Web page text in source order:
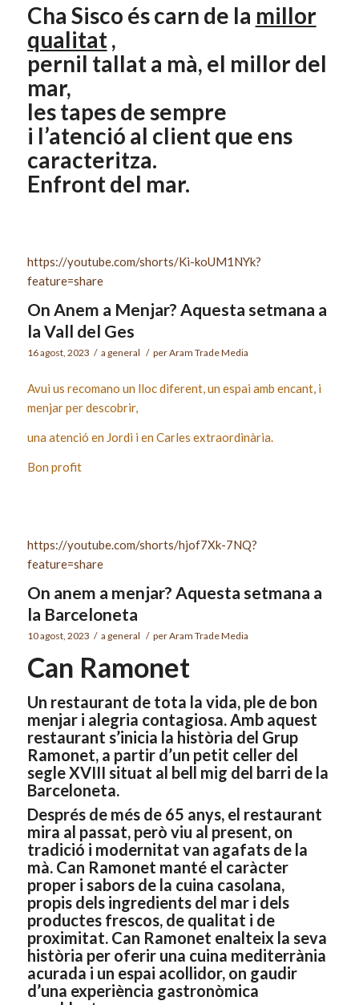
Cha Sisco és carn de la millor
qualitat ,
pernil tallat a mà, el millor del
mar,
les tapes de sempre
i l’atenció al client que ens
caracteritza.
Enfront del mar.
https://youtube.com/shorts/Ki-koUM1NYk?
feature=share
On Anem a Menjar? Aquesta setmana a
la Vall del Ges
16 agost, 2023 / a general / perAram Trade Media
Avui us recomano un lloc diferent, un espai amb encant, i
menjar per descobrir,
una atenció en Jordi i en Carles extraordinària.
Bon profit
https://youtube.com/shorts/hjof7Xk-7NQ?
feature=share
On anem a menjar? Aquesta setmana a
la Barceloneta
10 agost, 2023 / a general / perAram Trade Media
Can Ramonet
Un restaurant de tota la vida, ple de bon
menjar i alegria contagiosa. Amb aquest
restaurant s’inicia la història del Grup
Ramonet, a partir d’un petit celler del
segle XVIII situat al bell mig del barri de la
Barceloneta.
Després de més de 65 anys, el restaurant
mira al passat, però viu al present, on
tradició i modernitat van agafats de la
mà. Can Ramonet manté el caràcter
proper i sabors de la cuina casolana,
propis dels ingredients del mar i dels
productes frescos, de qualitat i de
proximitat. Can Ramonet enalteix la seva
història per oferir una cuina mediterrània
acurada i un espai acollidor, on gaudir
d’una experiència gastronòmica